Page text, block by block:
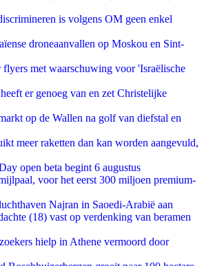
is volgens OM geen enkel
droneaanvallen op Moskou en Sint-
flyers met waarschuwing voor 'Israëlische
er genoeg van en zet Christelijke
op de Wallen na golf van diefstal en
meer raketten dan kan worden aangevuld,
open beta begint 6 augustus
voor het eerst 300 miljoen premium-
Najran in Saoedi-Arabië aan
(18) vast op verdenking van beramen
hielp in Athene vermoord door